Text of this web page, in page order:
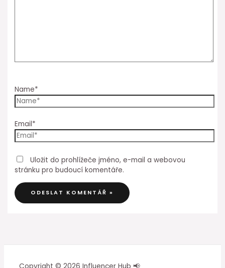
Name*
Email*
Uložit do prohlížeče jméno, e-mail a webovou
stránku pro budoucí komentáře.